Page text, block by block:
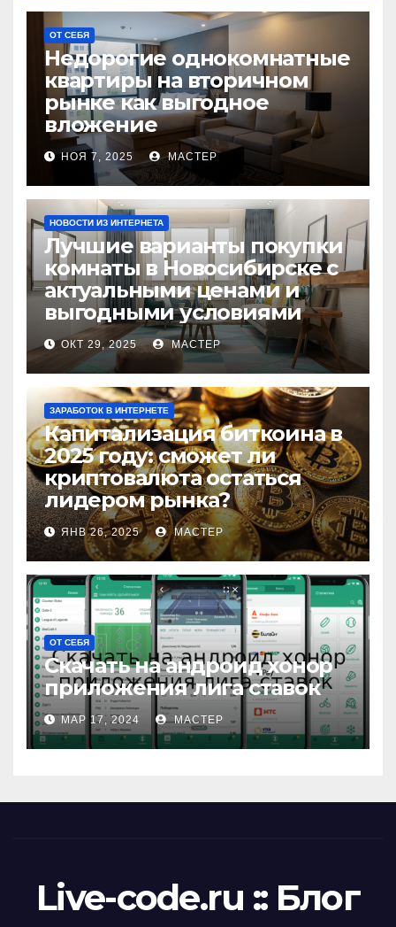
ОТ СЕБЯ
Недорогие однокомнатные
квартиры на вторичном
рынке как выгодное
вложение
НОЯ 7, 2025 МАСТЕР
НОВОСТИ ИЗ ИНТЕРНЕТА
Лучшие варианты покупки
комнаты в Новосибирске с
актуальными ценами и
выгодными условиями
ОКТ 29, 2025 МАСТЕР
ЗАРАБОТОК В ИНТЕРНЕТЕ
Капитализация биткоина в
2025 году: сможет ли
криптовалюта остаться
лидером рынка?
ЯНВ 26, 2025 МАСТЕР
ОТ СЕБЯ
Скачать на андроид хонор
приложения лига ставок
МАР 17, 2024 МАСТЕР
Live-code.ru :: Блог